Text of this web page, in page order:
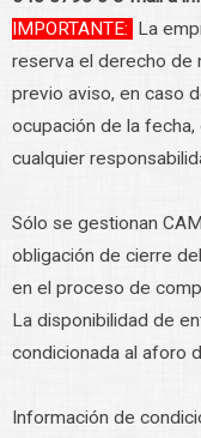
IMPORTANTE: La
reserva el derecho de
previo aviso, en caso
ocupación de la
cualquier
Sólo se gestionan
obligación de cierre
en el proceso de
La disponibilidad de
condicionada al aforo
Información de